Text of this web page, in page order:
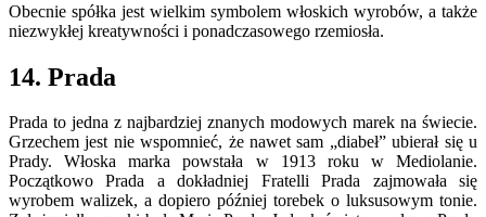
Obecnie spółka jest wielkim symbolem włoskich wyrobów, a także
niezwykłej kreatywności i ponadczasowego rzemiosła.
14. Prada
Prada to jedna z najbardziej znanych modowych marek na świecie.
Grzechem jest nie wspomnieć, że nawet sam „diabeł” ubierał się u
Prady. Włoska marka powstała w 1913 roku w Mediolanie.
Początkowo Prada a dokładniej Fratelli Prada zajmowała się
wyrobem walizek, a dopiero później torebek o luksusowym tonie.